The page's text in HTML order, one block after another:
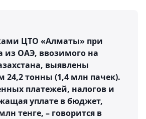
ЦТО «Алматы» при
из ОАЭ, ввозимого на
выявлены
24,2 тонны (1,4 млн пачек).
платежей, налогов и
уплате в бюджет,
тенге, – говорится в